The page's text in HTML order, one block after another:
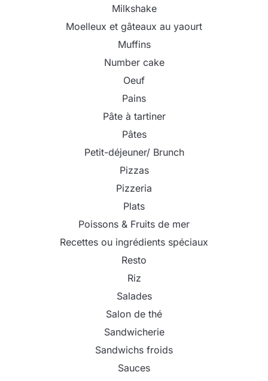
Milkshake
Moelleux et gâteaux au yaourt
Muffins
Number cake
Oeuf
Pains
Pâte à tartiner
Pâtes
Petit-déjeuner/ Brunch
Pizzas
Pizzeria
Plats
Poissons & Fruits de mer
Recettes ou ingrédients spéciaux
Resto
Riz
Salades
Salon de thé
Sandwicherie
Sandwichs froids
Sauces